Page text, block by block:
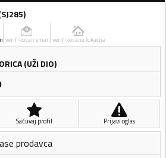
SJ285)
verifikovan email verifikovana lokacija
(UŽI DIO)
Sačuvaj profil Prijavi oglas
prodavca